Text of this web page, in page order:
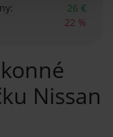
26 €
22 %
Nissan